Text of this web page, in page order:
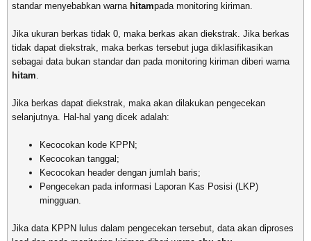
standar menyebabkan warna hitampada monitoring kiriman.
Jika ukuran berkas tidak 0, maka berkas akan diekstrak. Jika berkas
tidak dapat diekstrak, maka berkas tersebut juga diklasifikasikan
sebagai data bukan standar dan pada monitoring kiriman diberi warna
hitam.
Jika berkas dapat diekstrak, maka akan dilakukan pengecekan
selanjutnya. Hal-hal yang dicek adalah:
Kecocokan kode KPPN;
Kecocokan tanggal;
Kecocokan header dengan jumlah baris;
Pengecekan pada informasi Laporan Kas Posisi (LKP)
mingguan.
Jika data KPPN lulus dalam pengecekan tersebut, data akan diproses